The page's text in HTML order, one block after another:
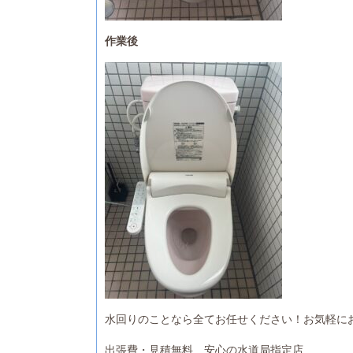
作業後
水回りのことなら全てお任せください！お気軽に
出張費・見積無料 安心の水道局指定店